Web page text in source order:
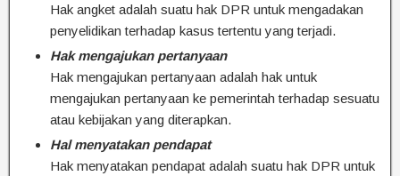
Hak angket adalah suatu hak DPR untuk mengadakan
penyelidikan terhadap kasus tertentu yang terjadi.
Hak mengajukan pertanyaan
Hak mengajukan pertanyaan adalah hak untuk
mengajukan pertanyaan ke pemerintah terhadap sesuatu
atau kebijakan yang diterapkan.
Hal menyatakan pendapat
Hak menyatakan pendapat adalah suatu hak DPR untuk